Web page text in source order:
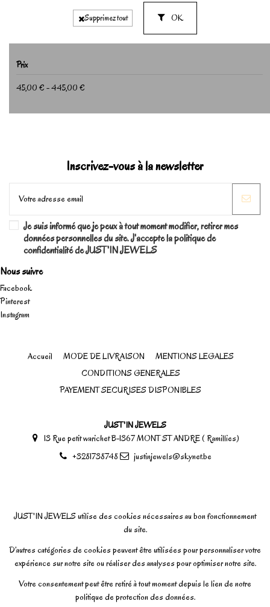
Supprimez tout OK
Prix
45,00 € - 445,00 €
Inscrivez-vous à la newsletter
Je suis informé que je peux à tout moment modifier, retirer mes
données personnelles du site. J'accepte la politique de
confidentialité de JUST'IN JEWELS
Nous suivre
Facebook
Pinterest
Instagram
Accueil MODE DE LIVRAISON
MENTIONS LEGALES
CONDITIONS GENERALES
PAYEMENT SECURISES DISPONIBLES
JUST'IN JEWELS
13 Rue petit warichet B-1367 MONT ST ANDRE ( Ramillies)
+3281738748
justinjewels@skynet.be
JUST'IN JEWELS utilise des cookies nécessaires au bon fonctionnement
du site.
D’autres catégories de cookies peuvent être utilisées pour personnaliser votre
expérience sur notre site ou réaliser des analyses pour optimiser notre site.
Votre consentement peut être retiré à tout moment depuis le lien de notre
politique de protection des données.